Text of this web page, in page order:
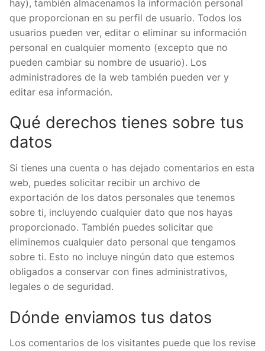
hay), también almacenamos la información personal
que proporcionan en su perfil de usuario. Todos los
usuarios pueden ver, editar o eliminar su información
personal en cualquier momento (excepto que no
pueden cambiar su nombre de usuario). Los
administradores de la web también pueden ver y
editar esa información.
Qué derechos tienes sobre tus
datos
Si tienes una cuenta o has dejado comentarios en esta
web, puedes solicitar recibir un archivo de
exportación de los datos personales que tenemos
sobre ti, incluyendo cualquier dato que nos hayas
proporcionado. También puedes solicitar que
eliminemos cualquier dato personal que tengamos
sobre ti. Esto no incluye ningún dato que estemos
obligados a conservar con fines administrativos,
legales o de seguridad.
Dónde enviamos tus datos
Los comentarios de los visitantes puede que los revise